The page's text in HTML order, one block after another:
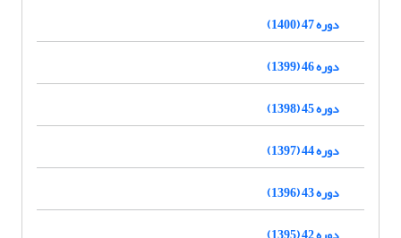
دوره 47 (1400)
دوره 46 (1399)
دوره 45 (1398)
دوره 44 (1397)
دوره 43 (1396)